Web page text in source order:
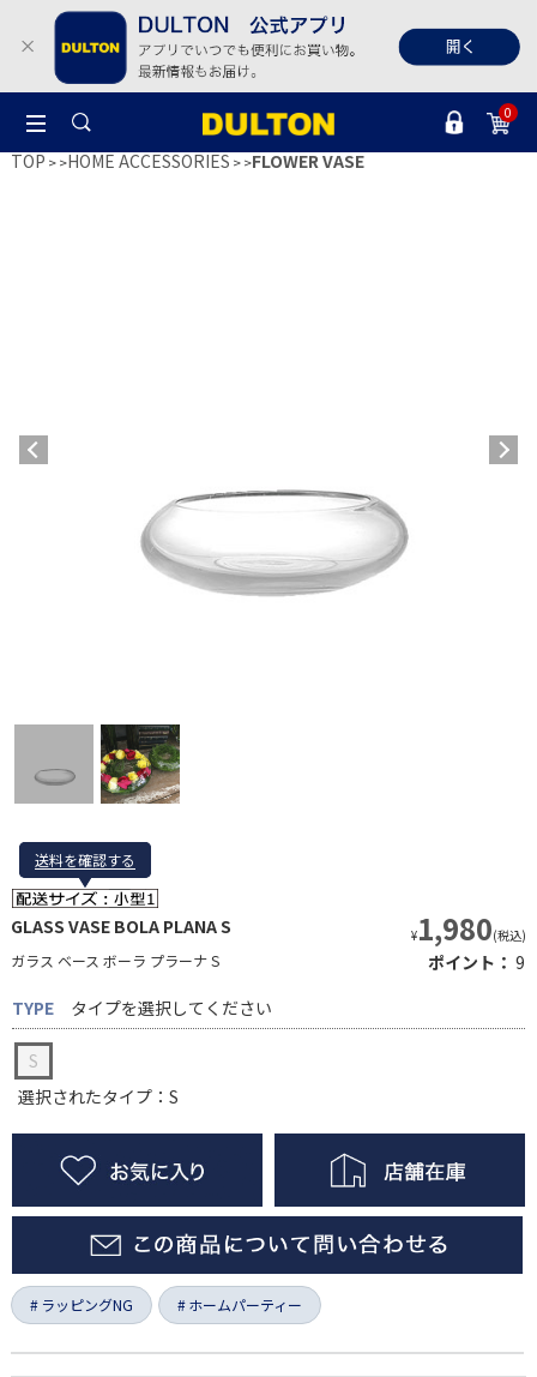
0
TOP >HOME ACCESSORIES >FLOWER VASE
送料を確認する
送料を確認する
GLASS VASE BOLA PLANA S
ガラス ベース ボーラ プラーナ S
¥1,980(税込)
ポイント： 9
TYPE
タイプを選択してください
S
選択されたタイプ：S
ラッピングNG ホームパーティー